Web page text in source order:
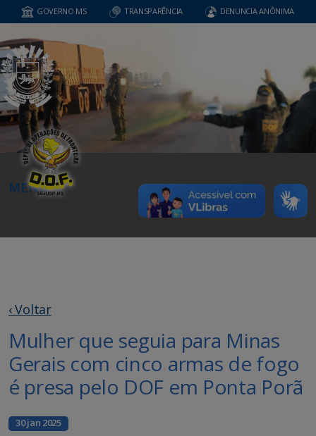
GOVERNO MS TRANSPARÊNCIA DENUNCIA ANÔNIMA
MENU
‹ Voltar
Mulher que seguia para Minas
Gerais com cinco armas de fogo
é presa pelo DOF em Ponta Porã
30 jan 2025